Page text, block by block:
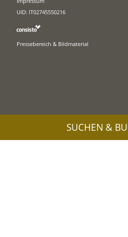
UID: IT02745550216
Pressebereich & Bildmaterial
SUCHEN &